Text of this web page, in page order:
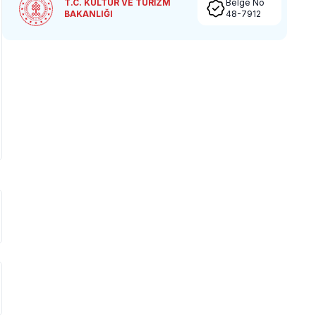
T.C. KÜLTÜR VE TURİZM
BAKANLIĞI
Belge No
48-7912